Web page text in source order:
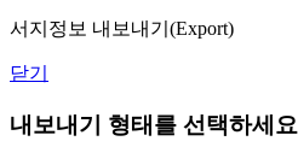
서지정보 내보내기(Export)
닫기
내보내기 형태를 선택하세요